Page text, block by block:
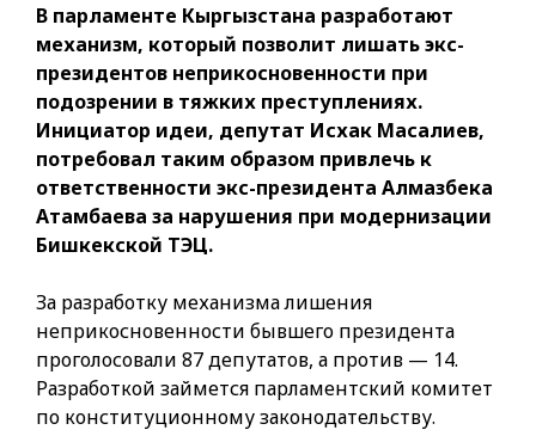
В парламенте Кыргызстана разработают
механизм, который позволит лишать экс-
президентов неприкосновенности при
подозрении в тяжких преступлениях.
Инициатор идеи, депутат Исхак Масалиев,
потребовал таким образом привлечь к
ответственности экс-президента Алмазбека
Атамбаева за нарушения при модернизации
Бишкекской ТЭЦ.
За разработку механизма лишения
неприкосновенности бывшего президента
проголосовали 87 депутатов, а против — 14.
Разработкой займется парламентский комитет
по конституционному законодательству.